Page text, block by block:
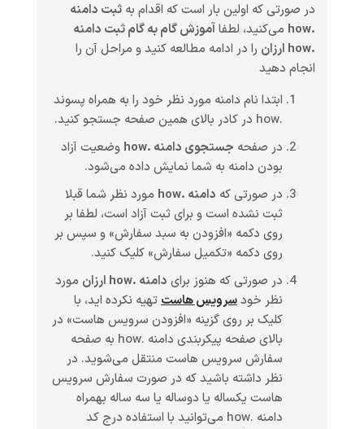
در صورتی که اولین بار است که اقدام به ثبت دامنه
.how
می‌کنید، لطفاآموزش گام به گام ثبت دامنه
.how ارزان
را در ادامه مطالعه کنید و مراحل آن را
انجام دهید
ابتدا نام دامنه مورد نظر خود را به همراه پسوند
.how در کادر بالای همین صفحه جستجو کنید.
در صفحه جستجوی دامنه .how
وضعیت آزاد
بودن دامنه به شما نمایش داده می‌شود.
در صورتی که دامنه .how
مورد نظر شما قبلا
ثبت نشده است و برای ثبت آزاد است، لطفا بر
روی دکمه «افزودن به سبد سفارش» و سپس بر
روی دکمه «تکمیل سفارش» کلیک کنید.
در صورتی که هنوز برای دامنه .how ارزان
مورد
نظر خودسرویس هاستتهیه نکرده اید، با
کلیک بر روی گزینه «افزودن سرویس هاست» در
بالای صفحه پیکربندی دامنه .how به صفحه
سفارش سرویس هاست منتقل می‌شوید. در
نظر داشته باشید که در صورت سفارش سرویس
هاست یکساله یا دوساله یا سه ساله بهمراه
دامنه .how می‌توانید با استفاده درج کد